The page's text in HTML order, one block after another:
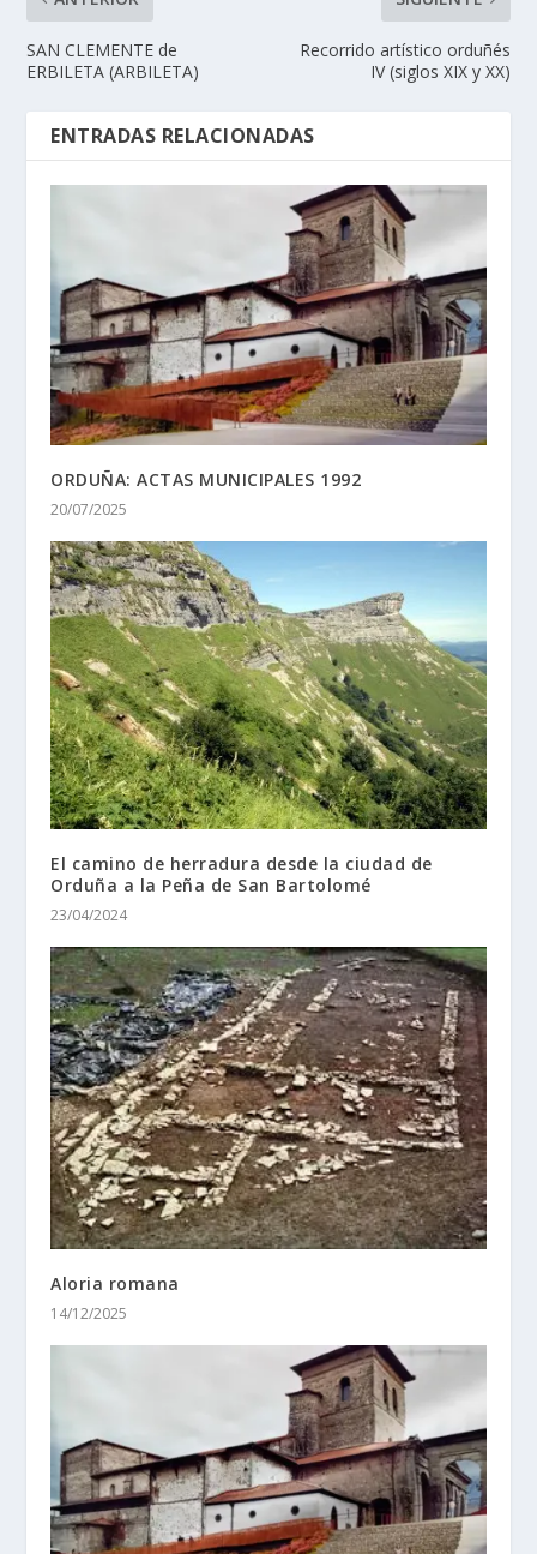
SAN CLEMENTE de
ERBILETA (ARBILETA)
Recorrido artístico orduñés
IV (siglos XIX y XX)
ENTRADAS RELACIONADAS
ORDUÑA: ACTAS MUNICIPALES 1992
20/07/2025
El camino de herradura desde la ciudad de
Orduña a la Peña de San Bartolomé
23/04/2024
Aloria romana
14/12/2025